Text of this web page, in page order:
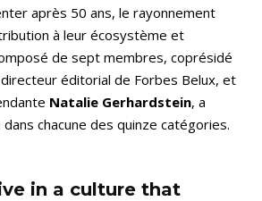
après 50 ans, le rayonnement
à leur écosystème et
de sept membres, coprésidé
éditorial de Forbes Belux, et
Natalie Gerhardstein, a
chacune des quinze catégories.
in a culture that